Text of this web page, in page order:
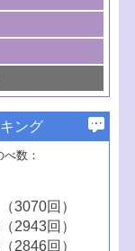
動向
と応用における研
会（2025年）
射光および中性子
技術の最先端
らのお知らせ
会（2023年）
素欠陥を利用した
ネルギー変換反応
のための触媒・機
よび有効活用のた
信企画～とびたて
～（1）
～（2）
ユースを志向した
面開催）
した触媒的分子変
た触媒の新展開
いた触媒開発
ラルに向けた電解
会（2021年・オン
）
資するクリーンな
媒化学
分解の最新の研究
セスを支えるマイ
最新動向
会（2020年・工学
目した触媒プロセ
プライチェーンに
関する最近の研究
製造のための触媒
窒素有機化合物変
の研究動向
有用化学品合成
ター触媒の最前線
ト合成技術
おける電気化学的
会（2018年・東京
触媒
開発と触媒反応プ
解き明かす最先端
分子を生み出す触
品製造に向けた触
とびたて若き研究
わる触媒技術の新
最近の進展
池（SOFC）におけ
する最新の研究動
ステム用触媒にお
技術における最近
ング
数：
3070回）
2943回）
2846回）